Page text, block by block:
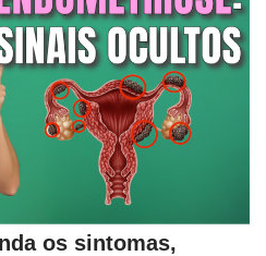
os sintomas,